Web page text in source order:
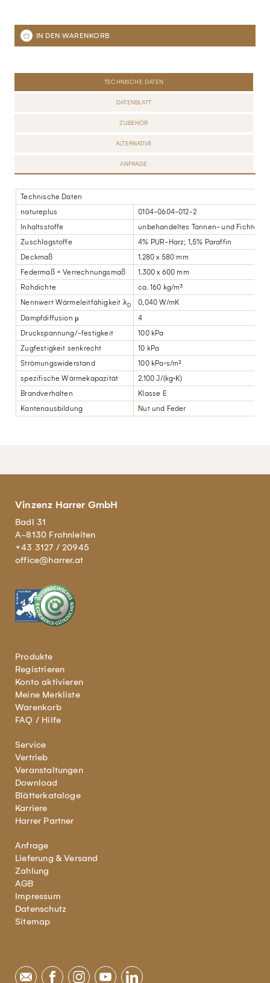
TECHNISCHE DATEN
DATENBLATT
ZUBEHÖR
ALTERNATIVE
ANFRAGE
Technische Daten
natureplus
0104-0604-012-2
Inhaltsstoffe
unbehandeltes Tannen- und
Zuschlagstoffe
4% PUR-Harz; 1,5% Paraffin
Deckmaß
1.280 x 580 mm
Federmaß = Verrechnungsmaß
1.300 x 600 mm
Rohdichte
ca. 160 kg/m³
Nennwert Wärmeleitfähigkeit λD
0,040 W/mK
Dampfdiffusion μ
4
Druckspannung/-festigkeit
100 kPa
Zugfestigkeit senkrecht
10 kPa
Strömungswiderstand
100 kPa·s/m²
spezifische Wärmekapazität
2.100 J/(kg·K)
Brandverhalten
Klasse E
Kantenausbildung
Nut und Feder
Vinzenz Harrer GmbH
Badl 31
A-8130 Frohnleiten
+43 3127 / 20945
office@harrer.at
Produkte
Registrieren
Konto aktivieren
Meine Merkliste
Warenkorb
FAQ / Hilfe
Service
Vertrieb
Veranstaltungen
Download
Blätterkataloge
Karriere
Harrer Partner
Anfrage
Lieferung & Versand
Zahlung
AGB
Impressum
Datenschutz
Sitemap